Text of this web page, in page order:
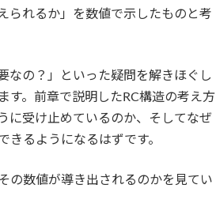
られるか」を数値で示したものと考
なの？」といった疑問を解きほぐし
す。前章で説明したRC構造の考え方
に受け止めているのか、そしてなぜ
るようになるはずです。
の数値が導き出されるのかを見てい